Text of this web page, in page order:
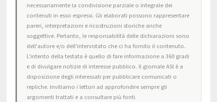
necessariamente la condivisione parziale o integrale dei
contenuti in esso espressi. Gli elaborati possono rappresentare
pareri, interpretazioni e ricostruzioni storiche anche
soggettive. Pertanto, le responsabilità delle dichiarazioni sono
dell'autore e/o dell'intervistato che ci ha fornito il contenuto.
L'intento della testata è quello di fare informazione a 360 gradi
e di divulgare notizie di interesse pubblico. Il giornale ASI è a
disposizione degli interessati per pubblicare comunicati o
repliche. Invitiamo i lettori ad approfondire sempre gli
argomenti trattati e a consultare più fonti.